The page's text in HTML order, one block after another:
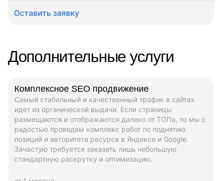
Оставить заявку
Дополнительные услуги
Комплексное SEO продвижение
Самый стабильный и качественный трафик в сайтах
идет из органической выдачи. Если страницы
размещаются и отображаются далеко от ТОПа, то мы с
радостью проведем комплекс работ по поднятию
позиций и авторитета ресурса в Яндексе и Google.
Зачастую требуется заказать лишь небольшую
стандартную раскрутку и оптимизацию.